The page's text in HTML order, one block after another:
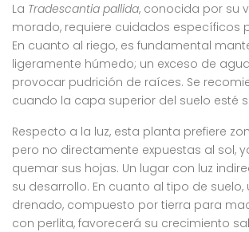
La Tradescantia pallida, conocida por su
morado, requiere cuidados específicos
En cuanto al riego, es fundamental
ligeramente húmedo; un exceso de
provocar pudrición de raíces. Se
cuando la capa superior del suelo esté
Respecto a la luz, esta planta prefiere
pero no directamente expuestas al sol,
quemar sus hojas. Un lugar con luz
su desarrollo. En cuanto al tipo de
drenado, compuesto por tierra para
con perlita, favorecerá su crecimiento